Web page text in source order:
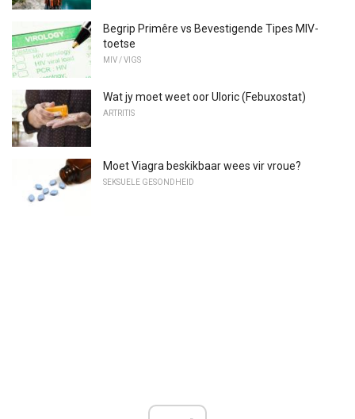
Begrip Primêre vs Bevestigende Tipes MIV-
toetse
MIV / VIGS
Wat jy moet weet oor Uloric (Febuxostat)
ARTRITIS
Moet Viagra beskikbaar wees vir vroue?
SEKSUELE GESONDHEID